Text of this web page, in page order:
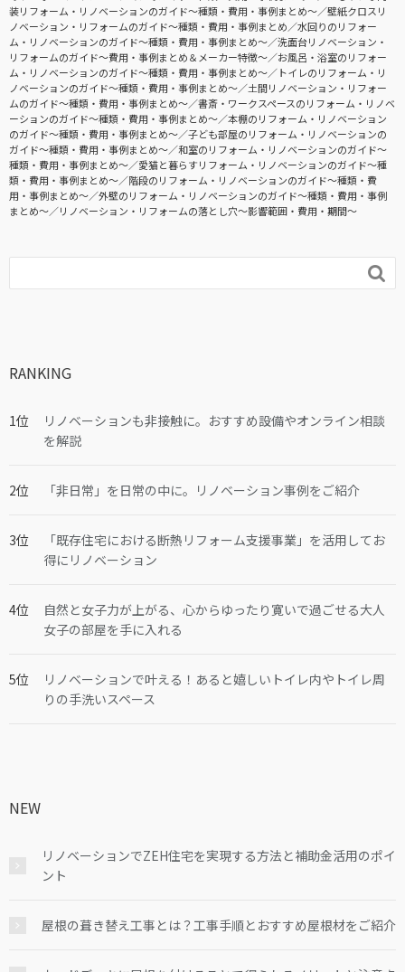
装リフォーム・リノベーションのガイド〜種類・費用・事例まとめ〜
壁紙クロスリ
ノベーション・リフォームのガイド〜種類・費用・事例まとめ
水回りのリフォー
ム・リノベーションのガイド〜種類・費用・事例まとめ〜
洗面台リノベーション・
リフォームのガイド〜費用・事例まとめ＆メーカー特徴〜
お風呂・浴室のリフォー
ム・リノベーションのガイド〜種類・費用・事例まとめ〜
トイレのリフォーム・リ
ノベーションのガイド〜種類・費用・事例まとめ〜
土間リノベーション・リフォー
ムのガイド〜種類・費用・事例まとめ〜
書斎・ワークスペースのリフォーム・リノベ
ーションのガイド〜種類・費用・事例まとめ〜
本棚のリフォーム・リノベーション
のガイド〜種類・費用・事例まとめ〜
子ども部屋のリフォーム・リノベーションの
ガイド〜種類・費用・事例まとめ〜
和室のリフォーム・リノベーションのガイド〜
種類・費用・事例まとめ〜
愛猫と暮らすリフォーム・リノベーションのガイド〜種
類・費用・事例まとめ〜
階段のリフォーム・リノベーションのガイド〜種類・費
用・事例まとめ〜
外壁のリフォーム・リノベーションのガイド〜種類・費用・事例
まとめ〜
リノベーション・リフォームの落とし穴～影響範囲・費用・期間～

RANKING
リノベーションも非接触に。おすすめ設備やオンライン相談
を解説
「非日常」を日常の中に。リノベーション事例をご紹介
「既存住宅における断熱リフォーム支援事業」を活用してお
得にリノベーション
自然と女子力が上がる、心からゆったり寛いで過ごせる大人
女子の部屋を手に入れる
リノベーションで叶える！あると嬉しいトイレ内やトイレ周
りの手洗いスペース
NEW
リノベーションでZEH住宅を実現する方法と補助金活用のポイ
ント
屋根の葺き替え工事とは？工事手順とおすすめ屋根材をご紹介